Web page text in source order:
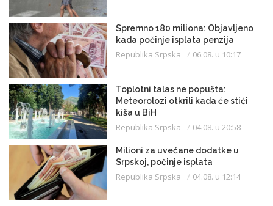
Spremno 180 miliona: Objavljeno
kada počinje isplata penzija
Republika Srpska 06.08. u 10:17
Toplotni talas ne popušta:
Meteorolozi otkrili kada će stići
kiša u BiH
Republika Srpska 04.08. u 20:58
Milioni za uvećane dodatke u
Srpskoj, počinje isplata
Republika Srpska 04.08. u 12:14